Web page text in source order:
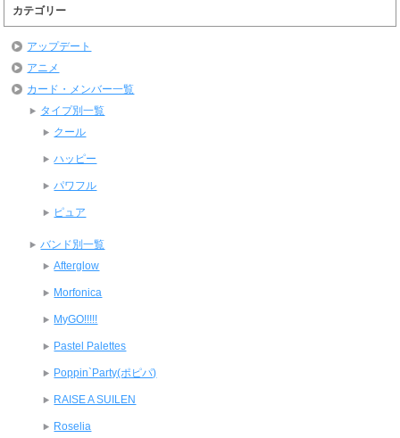
カテゴリー
アップデート
アニメ
カード・メンバー一覧
タイプ別一覧
クール
ハッピー
パワフル
ピュア
バンド別一覧
Afterglow
Morfonica
MyGO!!!!!
Pastel Palettes
Poppin`Party(ポピパ)
RAISE A SUILEN
Roselia